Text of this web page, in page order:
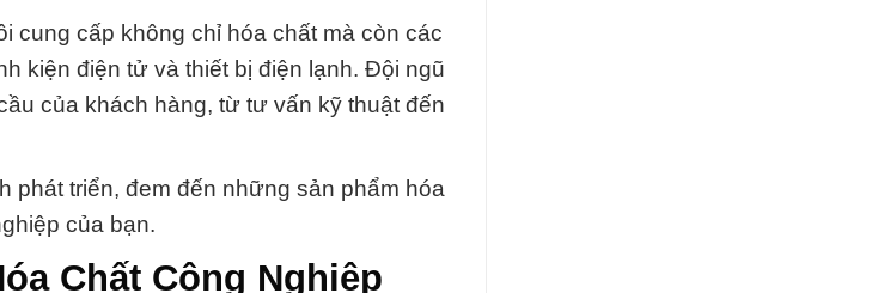
cung cấp không chỉ hóa chất mà còn các
kiện điện tử và thiết bị điện lạnh. Đội ngũ
của khách hàng, từ tư vấn kỹ thuật đến
phát triển, đem đến những sản phẩm hóa
của bạn.
Chất Công Nghiệp